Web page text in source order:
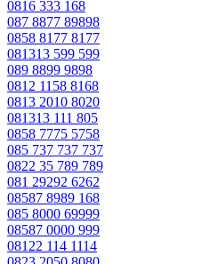
0816 333 168
087 8877 89898
0858 8177 8177
081313 599 599
089 8899 9898
0812 1158 8168
0813 2010 8020
081313 111 805
0858 7775 5758
085 737 737 737
0822 35 789 789
081 29292 6262
08587 8989 168
085 8000 69999
08587 0000 999
08122 114 1114